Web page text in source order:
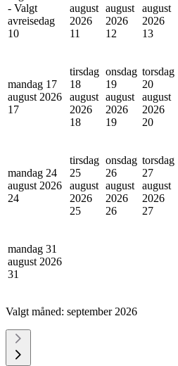
- Valgt
avreisedag
10
august
2026
11
august
2026
12
august
2026
13
mandag 17
august 2026
17
tirsdag
18
august
2026
18
onsdag
19
august
2026
19
torsdag
20
august
2026
20
mandag 24
august 2026
24
tirsdag
25
august
2026
25
onsdag
26
august
2026
26
torsdag
27
august
2026
27
mandag 31
august 2026
31
Valgt måned: september 2026